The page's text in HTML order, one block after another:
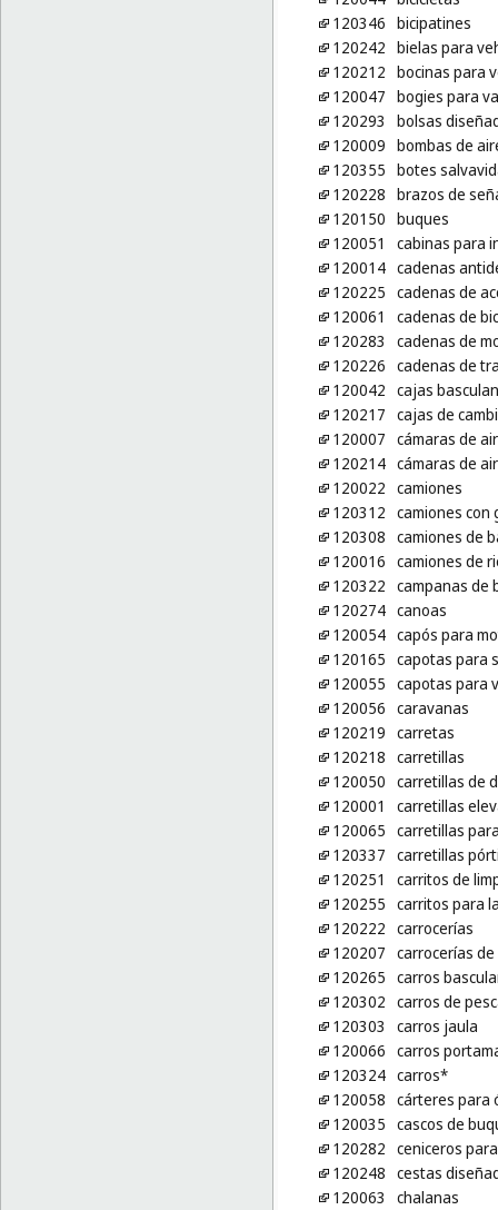
120346 bicipatines
120242 bielas para
120212 bocinas para
120047 bogies para
120293
bolsas
120009 bombas de
120355 botes
120228 brazos de
120150 buques
120051
cabinas para
120014 cadenas
120225 cadenas de
120061
cadenas de
120283
cadenas de
120226 cadenas de
120042 cajas
120217 cajas de
120007 cámaras de
120214 cámaras de
120022 camiones
120312 camiones con
120308 camiones de
120016 camiones de
120322 campanas de
120274 canoas
120054 capós para
120165 capotas para
120055 capotas para
120056 caravanas
120219 carretas
120218 carretillas
120050 carretillas de
120001
carretillas
120065 carretillas
120337 carretillas
120251
carritos de
120255 carritos para
120222 carrocerías
120207 carrocerías
120265 carros
120302 carros de
120303
carros jaula
120066 carros
120324 carros*
120058 cárteres para
120035 cascos de
120282 ceniceros
120248 cestas
120063
chalanas